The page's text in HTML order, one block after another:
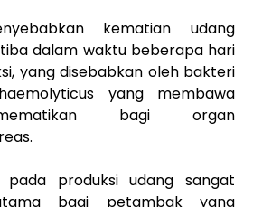
kematian udang
dalam waktu beberapa hari
yang disebabkan oleh bakteri
yang membawa
bagi organ
pada produksi udang sangat
bagi petambak yang